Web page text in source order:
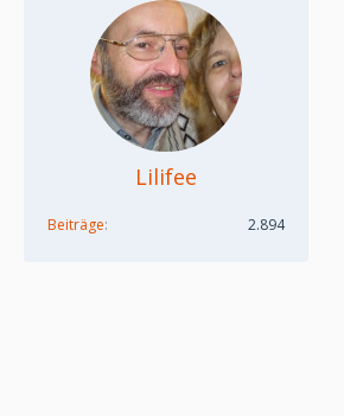
Lilifee
Beiträge 2.894